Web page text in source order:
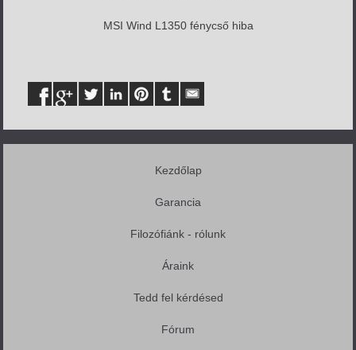
MSI Wind L1350 fénycső hiba
Kezdőlap
Garancia
Filozófiánk - rólunk
Áraink
Tedd fel kérdésed
Fórum